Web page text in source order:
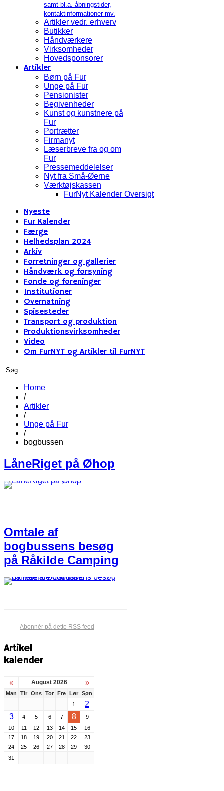
samt bl.a. åbningstider,
kontaktinformationer mv.
Artikler vedr. erhverv
Butikker
Håndværkere
Virksomheder
Hovedsponsorer
Artikler
Børn på Fur
Unge på Fur
Pensionister
Begivenheder
Kunst og kunstnere på
Fur
Portrætter
Firmanyt
Læserbreve fra og om
Fur
Pressemeddelelser
Nyt fra Små-Øerne
Værktøjskassen
FurNyt Kalender Oversigt
Nyeste
Fur Kalender
Færge
Helhedsplan 2024
Arkiv
Forretninger og gallerier
Håndværk og forsyning
Fonde og foreninger
Institutioner
Overnatning
Spisesteder
Transport og produktion
Produktionsvirksomheder
Video
Om FurNYT og Artikler til FurNYT
Home
/
Artikler
/
Unge på Fur
/
bogbussen
LåneRiget på Øhop
Omtale af
bogbussens besøg
på Råkilde Camping
Abonnér på dette RSS feed
Artikel
kalender
« August 2026 »
Man Tir Ons Tor Fre Lør Søn
1
2
3
4 5 6 7 8
9
10
11 12 13 14 15
16
17
18 19 20 21 22
23
24
25 26 27 28 29
30
31